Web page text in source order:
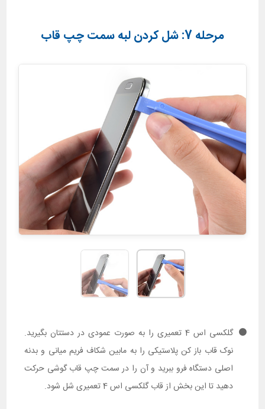
مرحله 7: شل کردن لبه سمت چپ قاب
گلکسی اس 4 تعمیری را به صورت عمودی در دستتان بگیرید.
نوک قاب باز کن پلاستیکی را به مابین شکاف فریم میانی و بدنه
اصلی دستگاه فرو ببرید و آن را در سمت چپ قاب گوشی حرکت
دهید تا این بخش از قاب گلکسی اس 4 تعمیری شل شود.